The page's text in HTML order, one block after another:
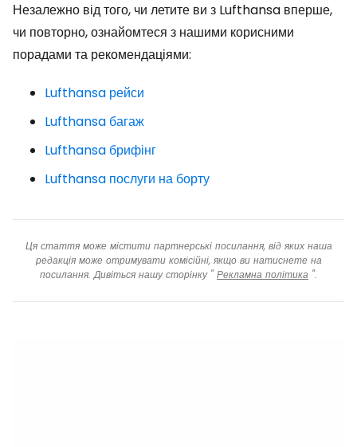
Незалежно від того, чи летите ви з Lufthansa вперше,
чи повторно, ознайомтеся з нашими корисними
порадами та рекомендаціями:
Lufthansa рейси
Lufthansa багаж
Lufthansa брифінг
Lufthansa послуги на борту
Ця стаття може містити партнерські посилання, від яких наша
редакція може отримувати комісійні, якщо ви натиснете на
посилання. Дивіться нашу сторінку " Рекламна політика ".